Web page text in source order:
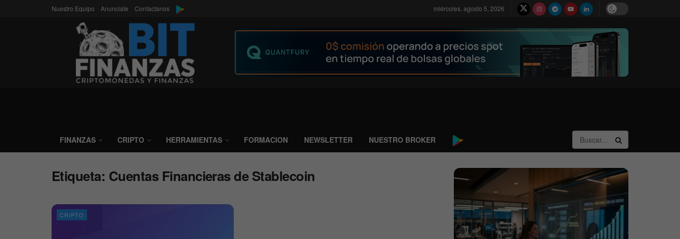
Nuestro Equipo Anunciate Contactanos miércoles, agosto 5, 2026
FINANZAS CRIPTO HERRAMIENTAS FORMACION NEWSLETTER NUESTRO BROKER
Etiqueta: Cuentas Financieras de Stablecoin
CRIPTO